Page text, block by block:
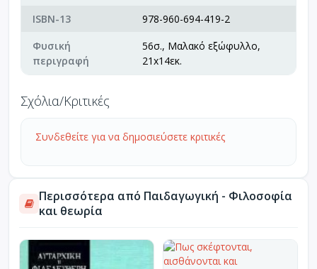
ISBN-13
978-960-694-419-2
Φυσική
περιγραφή
56σ., Μαλακό εξώφυλλο,
21x14εκ.
Σχόλια/Κριτικές
Συνδεθείτε για να δημοσιεύσετε κριτικές
Περισσότερα από Παιδαγωγική - Φιλοσοφία
και θεωρία